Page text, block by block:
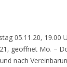
05.11.20, 19.00
geöffnet Mo. –
nach